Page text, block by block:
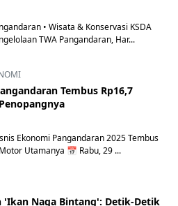
• Wisata & Konservasi KSDA
TWA Pangandaran, Har...
Tembus Rp16,7
Ekonomi Pangandaran 2025 Tembus
Utamanya 📅 Rabu, 29 ...
'Ikan Naga Bintang': Detik-Detik